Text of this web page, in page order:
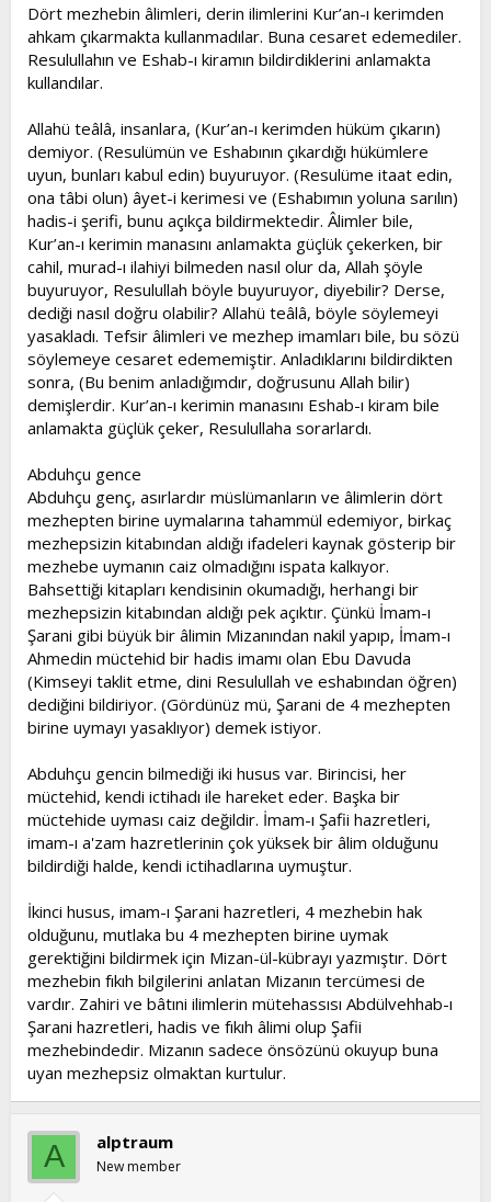
Dört mezhebin âlimleri, derin ilimlerini Kur’an-ı kerimden
ahkam çıkarmakta kullanmadılar. Buna cesaret edemediler.
Resulullahın ve Eshab-ı kiramın bildirdiklerini anlamakta
kullandılar.
Allahü teâlâ, insanlara, (Kur’an-ı kerimden hüküm çıkarın)
demiyor. (Resulümün ve Eshabının çıkardığı hükümlere
uyun, bunları kabul edin) buyuruyor. (Resulüme itaat edin,
ona tâbi olun) âyet-i kerimesi ve (Eshabımın yoluna sarılın)
hadis-i şerifi, bunu açıkça bildirmektedir. Âlimler bile,
Kur’an-ı kerimin manasını anlamakta güçlük çekerken, bir
cahil, murad-ı ilahiyi bilmeden nasıl olur da, Allah şöyle
buyuruyor, Resulullah böyle buyuruyor, diyebilir? Derse,
dediği nasıl doğru olabilir? Allahü teâlâ, böyle söylemeyi
yasakladı. Tefsir âlimleri ve mezhep imamları bile, bu sözü
söylemeye cesaret edememiştir. Anladıklarını bildirdikten
sonra, (Bu benim anladığımdır, doğrusunu Allah bilir)
demişlerdir. Kur’an-ı kerimin manasını Eshab-ı kiram bile
anlamakta güçlük çeker, Resulullaha sorarlardı.
Abduhçu gence
Abduhçu genç, asırlardır müslümanların ve âlimlerin dört
mezhepten birine uymalarına tahammül edemiyor, birkaç
mezhepsizin kitabından aldığı ifadeleri kaynak gösterip bir
mezhebe uymanın caiz olmadığını ispata kalkıyor.
Bahsettiği kitapları kendisinin okumadığı, herhangi bir
mezhepsizin kitabından aldığı pek açıktır. Çünkü İmam-ı
Şarani gibi büyük bir âlimin Mizanından nakil yapıp, İmam-ı
Ahmedin müctehid bir hadis imamı olan Ebu Davuda
(Kimseyi taklit etme, dini Resulullah ve eshabından öğren)
dediğini bildiriyor. (Gördünüz mü, Şarani de 4 mezhepten
birine uymayı yasaklıyor) demek istiyor.
Abduhçu gencin bilmediği iki husus var. Birincisi, her
müctehid, kendi ictihadı ile hareket eder. Başka bir
müctehide uyması caiz değildir. İmam-ı Şafii hazretleri,
imam-ı a'zam hazretlerinin çok yüksek bir âlim olduğunu
bildirdiği halde, kendi ictihadlarına uymuştur.
İkinci husus, imam-ı Şarani hazretleri, 4 mezhebin hak
olduğunu, mutlaka bu 4 mezhepten birine uymak
gerektiğini bildirmek için Mizan-ül-kübrayı yazmıştır. Dört
mezhebin fıkıh bilgilerini anlatan Mizanın tercümesi de
vardır. Zahiri ve bâtıni ilimlerin mütehassısı Abdülvehhab-ı
Şarani hazretleri, hadis ve fıkıh âlimi olup Şafii
mezhebindedir. Mizanın sadece önsözünü okuyup buna
uyan mezhepsiz olmaktan kurtulur.
A alptraum
New member